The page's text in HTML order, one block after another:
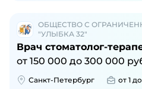
ОБЩЕСТВО С
"УЛЫБКА 32"
Врач стоматолог-
от 150 000 до 300 000
Санкт-Петербург
от 1